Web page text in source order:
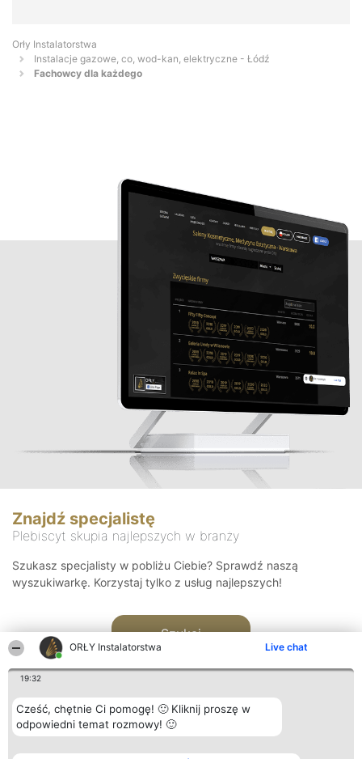
ORŁY Instalatorstwa Live chat
19:32
Cześć, chętnie Ci pomogę! 🙂 Kliknij proszę w
odpowiedni temat rozmowy! 🙂
Orły Instalatorstwa
Instalacje gazowe, co, wod-kan, elektryczne - Łódź
Fachowcy dla każdego
Znajdź specjalistę
Plebiscyt skupia najlepszych w branży
Szukasz specjalisty w pobliżu Ciebie? Sprawdź naszą
wyszukiwarkę. Korzystaj tylko z usług najlepszych!
Szukaj
Organizator plebiscytu Plebiscyt Kontakt